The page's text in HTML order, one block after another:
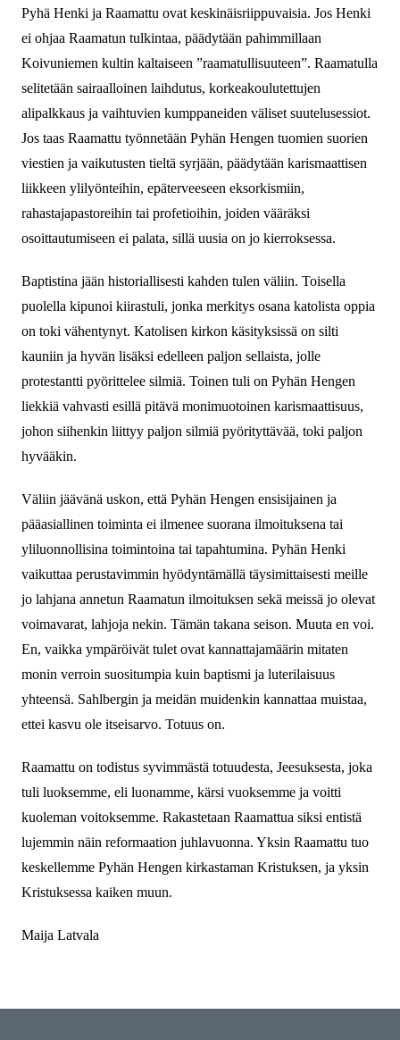
Pyhä Henki ja Raamattu ovat keskinäisriippuvaisia. Jos Henki
ei ohjaa Raamatun tulkintaa, päädytään pahimmillaan
Koivuniemen kultin kaltaiseen ”raamatullisuuteen”. Raamatulla
selitetään sairaalloinen laihdutus, korkeakoulutettujen
alipalkkaus ja vaihtuvien kumppaneiden väliset suutelusessiot.
Jos taas Raamattu työnnetään Pyhän Hengen tuomien suorien
viestien ja vaikutusten tieltä syrjään, päädytään karismaattisen
liikkeen ylilyönteihin, epäterveeseen eksorkismiin,
rahastajapastoreihin tai profetioihin, joiden vääräksi
osoittautumiseen ei palata, sillä uusia on jo kierroksessa.
Baptistina jään historiallisesti kahden tulen väliin. Toisella
puolella kipunoi kiirastuli, jonka merkitys osana katolista oppia
on toki vähentynyt. Katolisen kirkon käsityksissä on silti
kauniin ja hyvän lisäksi edelleen paljon sellaista, jolle
protestantti pyörittelee silmiä. Toinen tuli on Pyhän Hengen
liekkiä vahvasti esillä pitävä monimuotoinen karismaattisuus,
johon siihenkin liittyy paljon silmiä pyörityttävää, toki paljon
hyvääkin.
Väliin jäävänä uskon, että Pyhän Hengen ensisijainen ja
pääasiallinen toiminta ei ilmenee suorana ilmoituksena tai
yliluonnollisina toimintoina tai tapahtumina. Pyhän Henki
vaikuttaa perustavimmin hyödyntämällä täysimittaisesti meille
jo lahjana annetun Raamatun ilmoituksen sekä meissä jo olevat
voimavarat, lahjoja nekin. Tämän takana seison. Muuta en voi.
En, vaikka ympäröivät tulet ovat kannattajamäärin mitaten
monin verroin suositumpia kuin baptismi ja luterilaisuus
yhteensä. Sahlbergin ja meidän muidenkin kannattaa muistaa,
ettei kasvu ole itseisarvo. Totuus on.
Raamattu on todistus syvimmästä totuudesta, Jeesuksesta, joka
tuli luoksemme, eli luonamme, kärsi vuoksemme ja voitti
kuoleman voitoksemme. Rakastetaan Raamattua siksi entistä
lujemmin näin reformaation juhlavuonna. Yksin Raamattu tuo
keskellemme Pyhän Hengen kirkastaman Kristuksen, ja yksin
Kristuksessa kaiken muun.
Maija Latvala